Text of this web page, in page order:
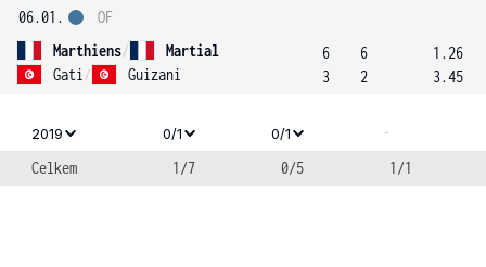
06.01.
Marthiens/
Martial
Gati / Guizani
OF
6
3
6
2
1.26
3.45
2019 0/1 0/1
-
Celkem
1/7 0/5 1/1